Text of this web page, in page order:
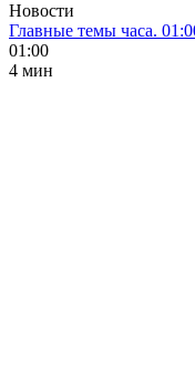
Новости
Главные темы часа.
01:00
4 мин